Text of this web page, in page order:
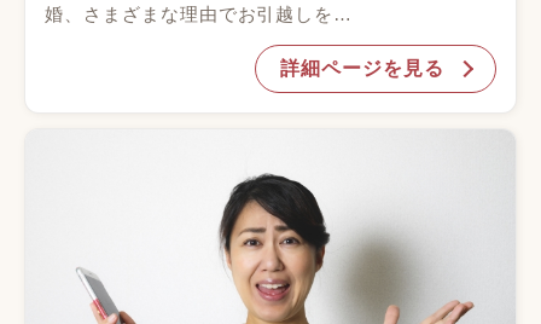
婚、さまざまな理由でお引越しを…
詳細ページを見る